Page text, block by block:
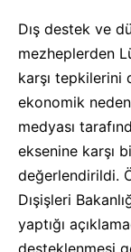
Dış destek ve
mezheplerden
karşı
ekonomik
medyası
eksenine karşı
değerlendirildi.
Dışişleri
yaptığı
desteklenmesi